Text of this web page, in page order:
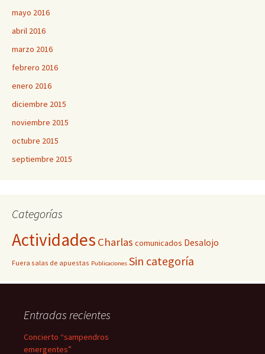
mayo 2016
abril 2016
marzo 2016
febrero 2016
enero 2016
diciembre 2015
noviembre 2015
octubre 2015
septiembre 2015
Categorías
Actividades Charlas comunicados Desalojo
Fuera salas de apuestas Publicaciones Sin categoría
Entradas recientes
Concierto “sampendros
emergentes”